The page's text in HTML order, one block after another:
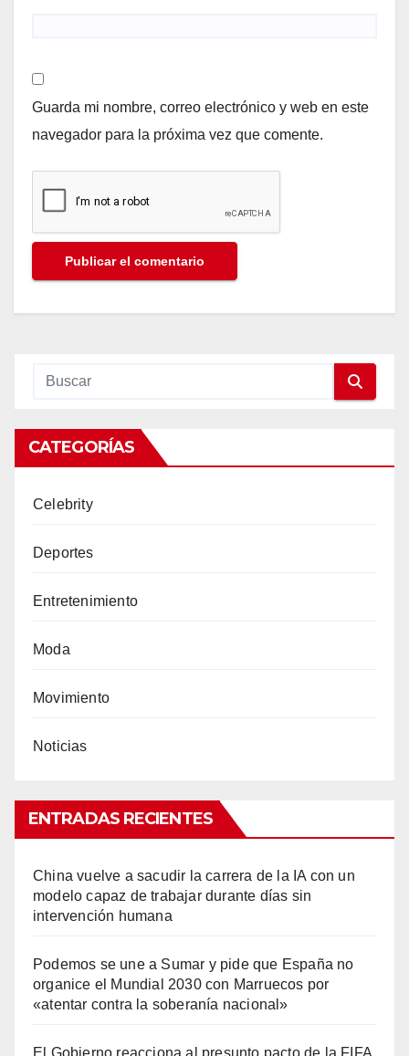
Guarda mi nombre, correo electrónico y web en este
navegador para la próxima vez que comente.
CATEGORÍAS
Celebrity
Deportes
Entretenimiento
Moda
Movimiento
Noticias
ENTRADAS RECIENTES
China vuelve a sacudir la carrera de la IA con un
modelo capaz de trabajar durante días sin
intervención humana
Podemos se une a Sumar y pide que España no
organice el Mundial 2030 con Marruecos por
«atentar contra la soberanía nacional»